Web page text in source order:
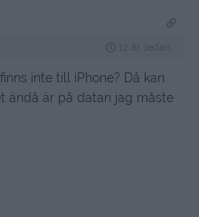
inte till iPhone? Då kan
ändå är på datan jag måste